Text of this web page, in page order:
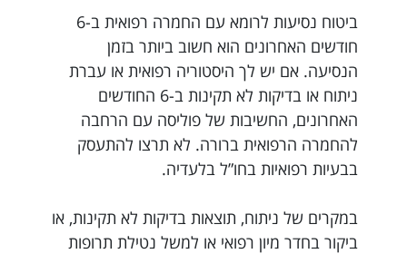
ביטוח נסיעות לרומא עם החמרה רפואית ב-6
חודשים האחרונים הוא חשוב ביותר בזמן
הנסיעה. אם יש לך היסטוריה רפואית או עברת
ניתוח או בדיקות לא תקינות ב-6 החודשים
האחרונים, החשיבות של פוליסה עם הרחבה
להחמרה הרפואית ברורה. לא תרצו להתעסק
בבעיות רפואיות בחו”ל בלעדיה.
במקרים של ניתוח, תוצאות בדיקות לא תקינות, או
ביקור בחדר מיון רפואי או למשל נטילת תרופות